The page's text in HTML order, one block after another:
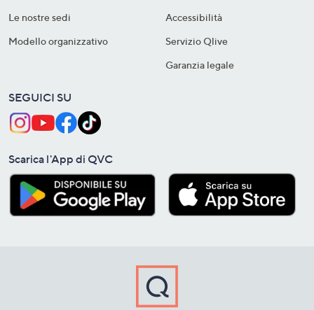
Le nostre sedi
Modello organizzativo
Accessibilità
Servizio Qlive
Garanzia legale
SEGUICI SU
Scarica l'App di QVC